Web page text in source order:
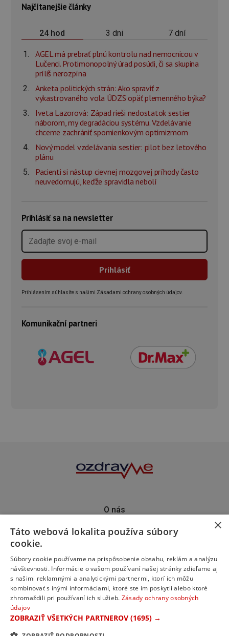
Najčítanejšie články
24 hod 3 dni 7 dní
AGEL má prebrať plnú kontrolu nad nemocnicou v
Lučenci. Protimonopolný úrad posúdi, či sa skupina
príliš nerozpína
Anketa politických strán: Ako spraviť z
vykastrovaného vola ÚDZS opäť plemenného býka?
Iveta Lazorová: Západ rieši nedostatok sestier
náborom, my degradáciou systému. Vzdelávanie
chceme zachrániť spomienkovým optimizmom
Nový model vzdelávania sestier: pilot bez letového
plánu
Pacienti si nástup cievnej mozgovej príhody často
neuvedomujú, keďže spravidla nebolí
Prihlásiť sa na newsletter
Prihlásením súhlasíte s našimi Zásadami ochrany osobných údajov.
Komunikační partneri
O nás
Predplatné
Podporte nás
×
Táto webová lokalita používa súbory
cookie.
Súbory cookie používame na prispôsobenie obsahu, reklám a analýzu
návštevnosti. Informácie o vašom používaní našej stránky zdieľame aj
s našimi reklamnými a analytickými partnermi, ktorí ich môžu
kombinovať s inými informáciami, ktoré ste im poskytli alebo ktoré
zhromaždili pri používaní ich služieb. Zásady ochrany osobných
údajov
ZOBRAZIŤ VŠETKÝCH PARTNEROV (1695) →